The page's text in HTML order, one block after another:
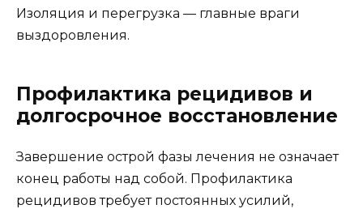
Изоляция и перегрузка — главные враги
выздоровления.
Профилактика рецидивов и
долгосрочное восстановление
Завершение острой фазы лечения не означает
конец работы над собой. Профилактика
рецидивов требует постоянных усилий,